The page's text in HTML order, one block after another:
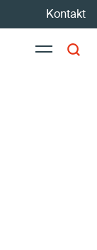
Kontakt